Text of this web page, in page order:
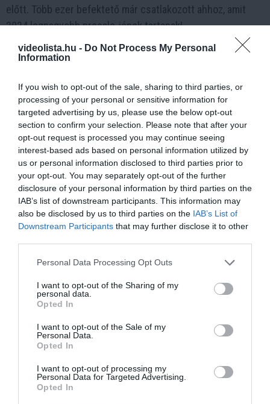
videolista.hu - Do Not Process My Personal
Information
If you wish to opt-out of the sale, sharing to third parties, or
processing of your personal or sensitive information for
targeted advertising by us, please use the below opt-out
section to confirm your selection. Please note that after your
opt-out request is processed you may continue seeing
interest-based ads based on personal information utilized by
us or personal information disclosed to third parties prior to
your opt-out. You may separately opt-out of the further
disclosure of your personal information by third parties on the
IAB’s list of downstream participants. This information may
also be disclosed by us to third parties on the IAB’s List of
Downstream Participants that may further disclose it to other
Please note that this website/app uses one or more Google
not limited to your visit or usage behaviour. You may click to
grant or deny consent to Google and its third-party tags to
use your data for below specified purposes in below Google
consent section.
Personal Data Processing Opt Outs
I want to opt-out of the Sharing of my
personal data.
Opted In
I want to opt-out of the Sale of my
Personal Data.
Opted In
I want to opt-out of processing my
Personal Data for Targeted Advertising.
Opted In
előtt. Több ezer befektető már csatlakozott ahhoz, amit
2024 legnagyobb presale-jének tartanak!
Fedezd fel a Rollblock (RBLK) presale
Weboldal:https://presale.rollblock.io/
Socials:https://linktr.ee/rollblock
A fenti írás egy vendégtartalom így annak tartalmáért a
Videolista.hu semminemű felelősséget nem vállal.
A megjelenített információk nem minősíthetők befektetési
tanácsadásnak, befektetési ajánlásnak, értékpapír /
kriptovaluta / token / ICO stb. jegyzésére, vételére,
eladására vonatkozó felhívásnak, azok kizárólag
tájékoztatásul szolgálnak. Minden befektetés esetében
lehetőségek széleskörű megismerése. Fektessen be
megfontoltan, járjon el pénzügyeiben felelősségteljesen! A
kripto-befektetések kockázata és volatilitása kiemelkedően